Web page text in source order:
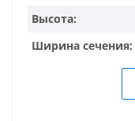
Высота:
Ширина сечения: